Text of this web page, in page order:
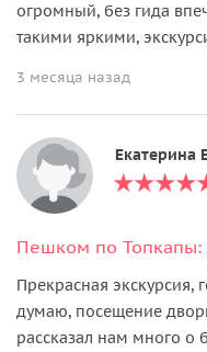
огромный, без гида
такими яркими,
3 месяца назад
Екатерина
Прекрасная экскурсия,
думаю, посещение
рассказал нам много о